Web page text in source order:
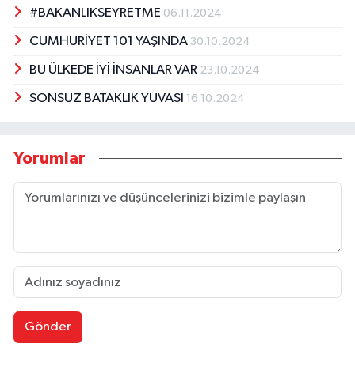
#BAKANLIKSEYRETME 06.11.2024
CUMHURİYET 101 YAŞINDA 30.10.2024
BU ÜLKEDE İYİ İNSANLAR VAR 23.10.2024
SONSUZ BATAKLIK YUVASI 16.10.2024
Yorumlar
Gönder